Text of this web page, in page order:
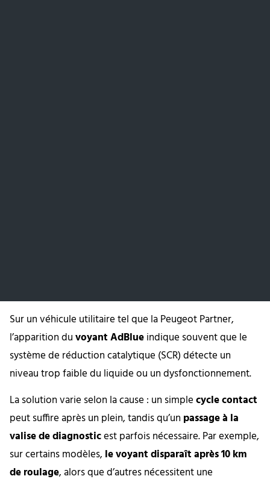
Sur un véhicule utilitaire tel que la Peugeot Partner,
l’apparition duvoyant AdBlueindique souvent que le
système de réduction catalytique (SCR) détecte un
niveau trop faible du liquide ou un dysfonctionnement.
La solution varie selon la cause : un simplecycle contact
peut suffire après un plein, tandis qu’un passage à la
valise de diagnosticest parfois nécessaire. Par exemple,
sur certains modèles, le voyant disparaît après 10 km
de roulage, alors que d’autres nécessitent une